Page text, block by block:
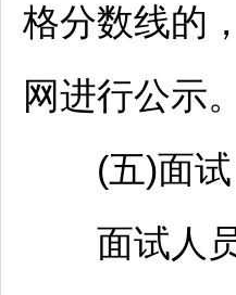
格分数线的
网进行公示。
(五)面试
面试人员